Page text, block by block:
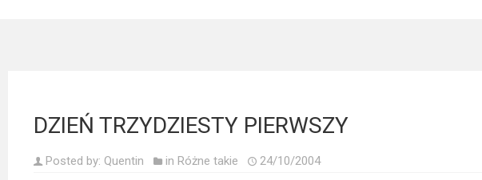
dokumentalne
DZIEŃ TRZYDZIESTY PIERWSZY
Posted by: Quentin in Różne takie 24/10/2004